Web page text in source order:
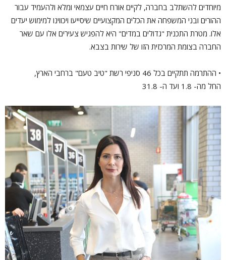
מיוחדים להשתלב בחברה, לקיים אורח חיים עצמאי ומלא ולהעמיד עבור
ההורים ובני המשפחה את הכלים המקצועיים שיסייעו ויכווינו למימוש יעדים
אלו. מטרת התכנית "גדולים במדים" היא להפגיש צעירים אלו עם שאר
החברה בצומת המרכזית הזו של שירות בצבא.
• ההתרמה תתקיים בכל 46 סניפי רשת "טיב טעם" ברחבי הארץ,
החל מה- 1.8 ועד ה- 31.8